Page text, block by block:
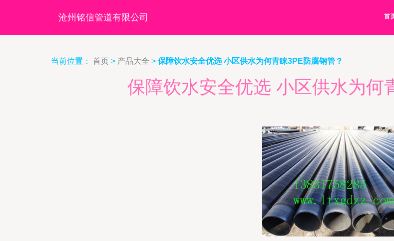
沧州铭信管道有限公司 首
当前位置： 首页 > 产品大全 > 保障饮水安全优选 小区供水为何青睐3PE防腐钢管？
保障饮水安全优选 小区供水为何